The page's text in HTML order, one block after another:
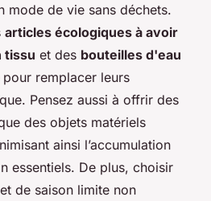
mode de vie sans déchets.
articles écologiques à avoir
tissu et des bouteilles d'eau
pour remplacer leurs
Pensez aussi à offrir des
des objets matériels
ainsi l’accumulation
essentiels. De plus, choisir
de saison limite non